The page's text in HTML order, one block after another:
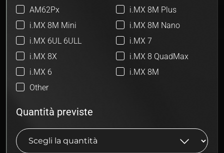
AM62Px
i.MX 8M Plus
i.MX 8M Mini
i.MX 8M Nano
i.MX 6UL 6ULL
i.MX 7
i.MX 8X
i.MX 8 QuadMax
i.MX 6
i.MX 8M
Other
Quantità previste